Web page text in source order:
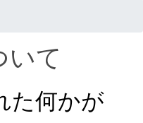
いて
た何かが